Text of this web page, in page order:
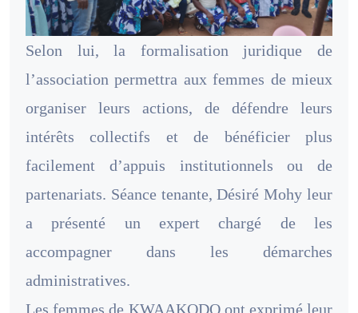
Selon lui, la formalisation juridique de
l’association permettra aux femmes de mieux
organiser leurs actions, de défendre leurs
intérêts collectifs et de bénéficier plus
facilement d’appuis institutionnels ou de
partenariats. Séance tenante, Désiré Mohy leur
a présenté un expert chargé de les
accompagner dans les démarches
administratives.
Les femmes de KWAAKODO ont exprimé leur